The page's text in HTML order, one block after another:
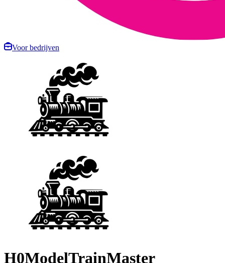
Voor bedrijven
H0ModelTrainMaster